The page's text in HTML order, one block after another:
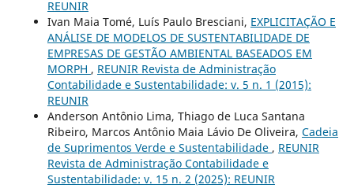
REUNIR
Ivan Maia Tomé, Luís Paulo Bresciani, EXPLICITAÇÃO E
ANÁLISE DE MODELOS DE SUSTENTABILIDADE DE
EMPRESAS DE GESTÃO AMBIENTAL BASEADOS EM
MORPH , REUNIR Revista de Administração
Contabilidade e Sustentabilidade: v. 5 n. 1 (2015):
REUNIR
Anderson Antônio Lima, Thiago de Luca Santana
Ribeiro, Marcos Antônio Maia Lávio De Oliveira, Cadeia
de Suprimentos Verde e Sustentabilidade , REUNIR
Revista de Administração Contabilidade e
Sustentabilidade: v. 15 n. 2 (2025): REUNIR